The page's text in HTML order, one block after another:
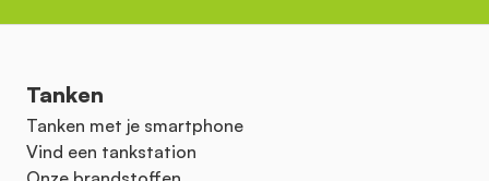
Tanken
Tanken met je smartphone
Vind een tankstation